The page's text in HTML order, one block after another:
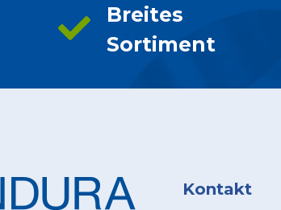
Breites
Sortiment
Kontakt